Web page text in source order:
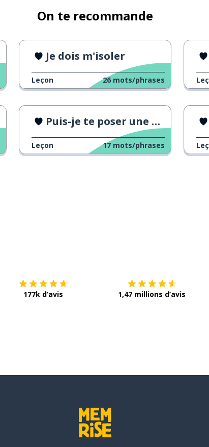
On te recommande
Je dois m'isoler
Leçon 26 mots/phrases
Puis-je te poser une question ?
Leçon 17 mots/phrases
177k d’avis 1,47 millions d’avis